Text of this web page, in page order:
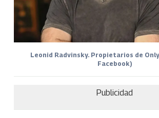
Leonid Radvinsky. Propietarios de
Facebook)
Publicidad